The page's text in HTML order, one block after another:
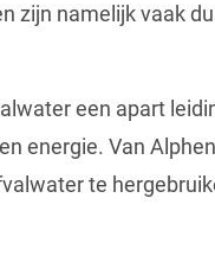
zijn namelijk vaak
een apart
energie. Van
te